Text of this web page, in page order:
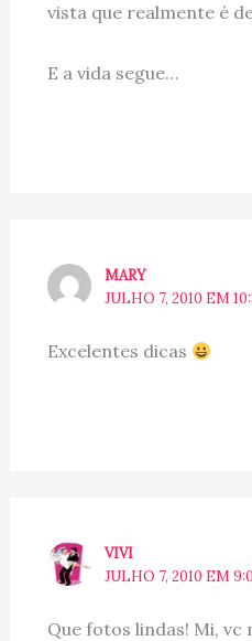
vista que realmente é
E a vida segue…
MARY
JULHO 7, 2010 EM
Excelentes dicas
VIVI
JULHO 7, 2010 EM
Que fotos lindas! Mi, vc